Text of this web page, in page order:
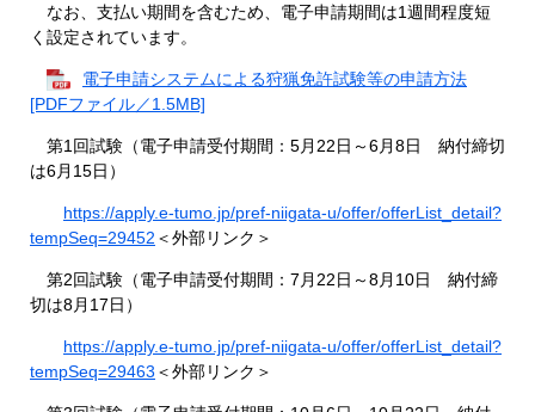
​​ なお、支払い期間を含むため、電子申請期間は1週間程度短
く設定されています。
電子申請システムによる狩猟免許試験等の申請方法
[PDFファイル／1.5MB]
第1回試験（電子申請受付期間：5月22日～6月8日 納付締切
は6月15日）
https://apply.e-tumo.jp/pref-niigata-u/offer/offerList_detail?
tempSeq=29452 ＜外部リンク＞
第2回試験（電子申請受付期間：7月22日～8月10日 納付締
切は8月17日）
https://apply.e-tumo.jp/pref-niigata-u/offer/offerList_detail?
tempSeq=29463 ＜外部リンク＞